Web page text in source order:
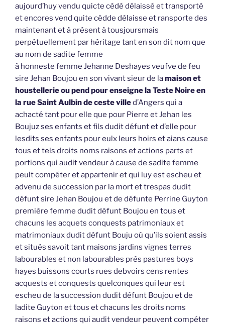
aujourd’huy vendu quicte cédé délaissé et transporté
et encores vend quite cèdde délaisse et ransporte des
maintenant et à présent à tousjoursmais
perpétuellement par héritage tant en son dit nom que
au nom de sadite femme
à honneste femme Jehanne Deshayes veufve de feu
sire Jehan Boujou en son vivant sieur de lamaison et
houstellerie ou pend pour enseigne la Teste Noire en
la rue Saint Aulbin de ceste villed’Angers qui a
achacté tant pour elle que pour Pierre et Jehan les
Boujuz ses enfants et fils dudit défunt et d’elle pour
lesdits ses enfants pour eulx leurs hoirs et aians cause
tous et tels droits noms raisons et actions parts et
portions qui audit vendeur à cause de sadite femme
peult compéter et appartenir et qui luy est escheu et
advenu de succession par la mort et trespas dudit
défunt sire Jehan Boujou et de défunte Perrine Guyton
première femme dudit défunt Boujou en tous et
chacuns les acquets conquests patrimoniaux et
matrimoniaux dudit défunt Bouju où qu’ils soient assis
et situés savoit tant maisons jardins vignes terres
labourables et non labourables prés pastures boys
hayes buissons courts rues debvoirs cens rentes
acquests et conquests quelconques qui leur est
escheu de la succession dudit défunt Boujou et de
ladite Guyton et tous et chacuns les droits noms
raisons et actions qui audit vendeur peuvent compéter